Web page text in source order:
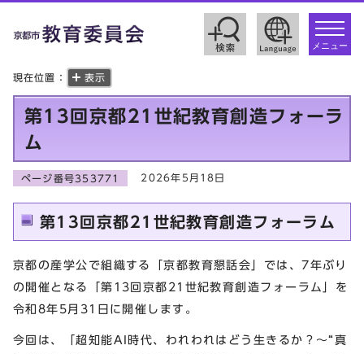
toggle
メニュー
現在位置： 表示
第13回京都21世紀教育創造フォーラ
ム
ページ番号353771 2026年5月18日
第13回京都21世紀教育創造フォーラム
京都の産学公で組織する「京都教育懇話会」では、7年ぶり
の開催となる「第13回京都21世紀教育創造フォーラム」を
令和8年5月31日に開催します。
今回は、「超知能AI時代、われわれはどう生きるか？～“真